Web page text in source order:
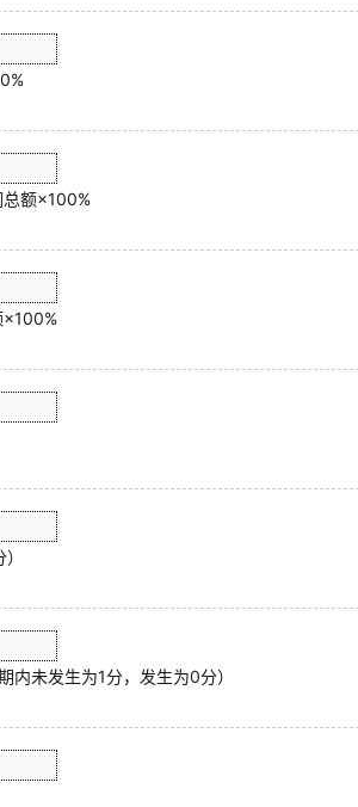
额×100%
×100%
内未发生为1分，发生为0分）